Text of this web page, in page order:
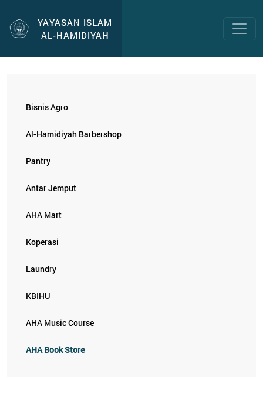
YAYASAN ISLAM
AL-HAMIDIYAH
Bisnis Agro
Al-Hamidiyah Barbershop
Pantry
Antar Jemput
AHA Mart
Koperasi
Laundry
KBIHU
AHA Music Course
AHA Book Store